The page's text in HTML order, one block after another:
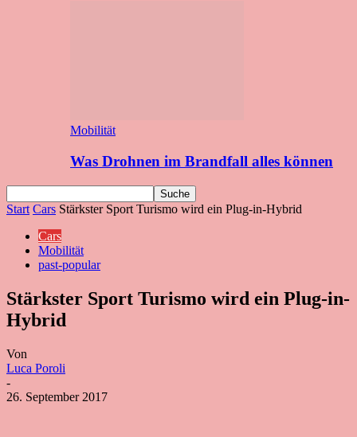
Mobilität
Was Drohnen im Brandfall alles können
Start Cars Stärkster Sport Turismo wird ein Plug-in-Hybrid
Cars
Mobilität
past-popular
Stärkster Sport Turismo wird ein Plug-in-
Hybrid
Von
Luca Poroli
-
26. September 2017